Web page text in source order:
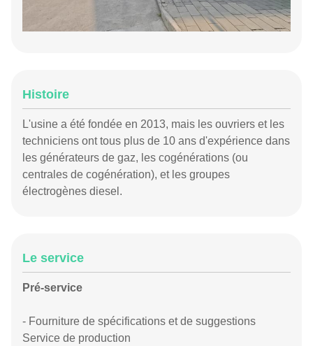
Histoire
L'usine a été fondée en 2013, mais les ouvriers et les
techniciens ont tous plus de 10 ans d'expérience dans
les générateurs de gaz, les cogénérations (ou
centrales de cogénération), et les groupes
électrogènes diesel.
Le service
Pré-service
- Fourniture de spécifications et de suggestions
Service de production